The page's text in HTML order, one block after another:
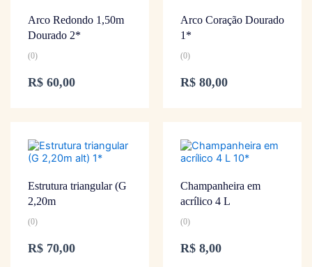
Arco Redondo 1,50m
Dourado 2*
(0)
R$ 60,00
Arco Coração Dourado
1*
(0)
R$ 80,00
Estrutura triangular (G
2,20m
(0)
R$ 70,00
Champanheira em
acrílico 4 L
(0)
R$ 8,00